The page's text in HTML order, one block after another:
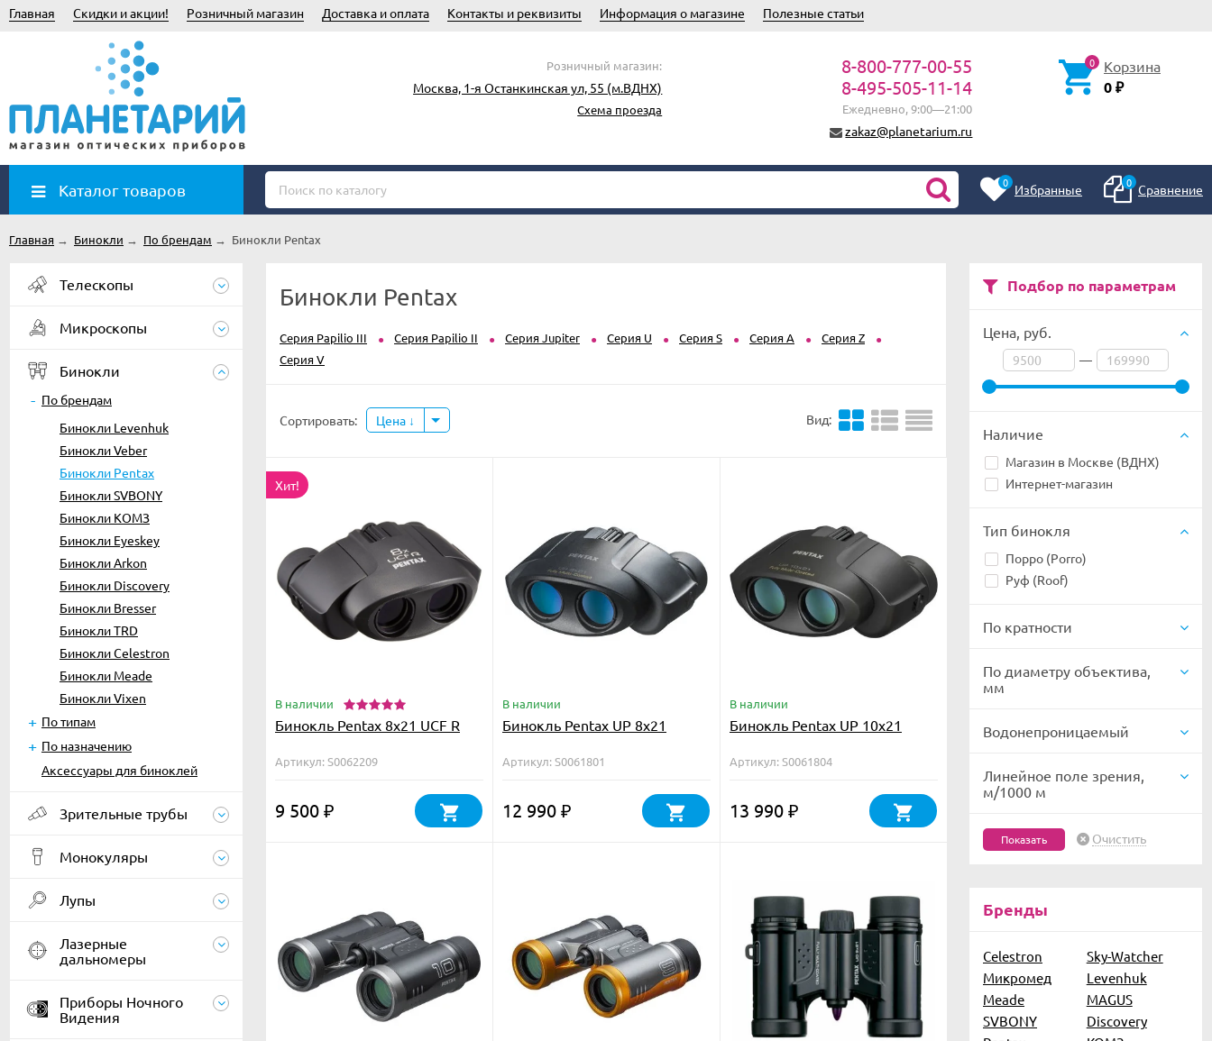
Главная Скидки и акции! Розничный магазин Доставка и оплата Контакты и реквизиты Информация о магазине Полезные статьи
Розничный магазин:
Москва, 1-я Останкинская ул, 55 (м.ВДНХ)
Схема проезда
8-800-777-00-55
8-495-505-11-14
Ежедневно, 9:00—21:00
zakaz@planetarium.ru
0 Корзина
0 ₽
Каталог товаров 0 Избранные 0 Сравнение
Главная → Бинокли → По брендам → Бинокли Pentax
Подбор по параметрам
Цена, руб.
—
Наличие
Магазин в Москве (ВДНХ)
Интернет-магазин
Тип бинокля
Порро (Porro)
Руф (Roof)
По кратности
По диаметру объектива,
мм
Водонепроницаемый
Линейное поле зрения,
м/1000 м
Очистить
Бренды
Celestron
Sky-Watcher
Микромед
Levenhuk
Meade
MAGUS
SVBONY
Discovery
Телескопы
Микроскопы
Бинокли
По брендам
Бинокли Levenhuk
Бинокли Veber
Бинокли Pentax
Бинокли SVBONY
Бинокли КОМЗ
Бинокли Eyeskey
Бинокли Arkon
Бинокли Discovery
Бинокли Bresser
Бинокли TRD
Бинокли Celestron
Бинокли Meade
Бинокли Vixen
По типам
По назначению
Аксессуары для биноклей
Зрительные трубы
Монокуляры
Лупы
Лазерные
дальномеры
Приборы Ночного
Видения
Бинокли Pentax
Серия Papilio III Серия Papilio II Серия Jupiter Серия U Серия S Серия A
Серия Z
Серия V
Сортировать: Цена Вид:
Хит!
В наличии
Бинокль Pentax 8x21 UCF R
Артикул: S0062209
9 500 ₽
В наличии
Бинокль Pentax UP 8x21
Артикул: S0061801
12 990 ₽
В наличии
Бинокль Pentax UP 10x21
Артикул: S0061804
13 990 ₽